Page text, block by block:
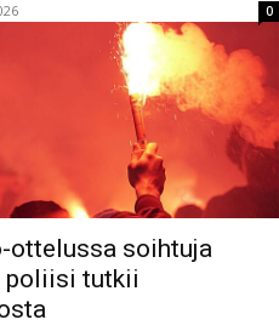
0
ottelussa soihtuja
poliisi tutkii